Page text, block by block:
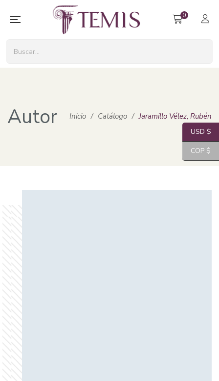
0
Autor Inicio / Catálogo / Jaramillo Vélez, Rubén
USD $
COP $